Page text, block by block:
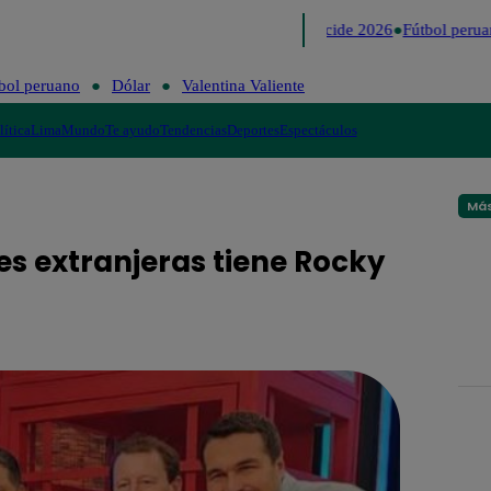
Perú Decide 2026 Fútbol
peruano Dólar Valentina Valiente
LimaMundoTe ayudoTendenciasDeportesEspectáculos
extranjeras tiene Rocky